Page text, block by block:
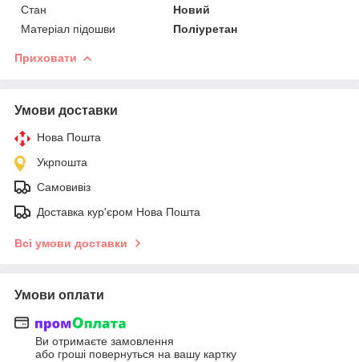
Стан
Новий
Матеріал підошви
Поліуретан
Приховати
Умови доставки
Нова Пошта
Укрпошта
Самовивіз
Доставка кур'єром Нова Пошта
Всі умови доставки
Умови оплати
Ви отримаєте замовлення
або гроші повернуться на вашу картку